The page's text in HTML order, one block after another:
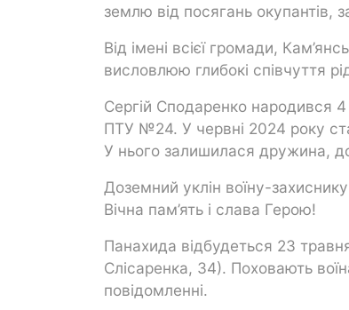
землю від посягань окупантів,
Від імені всієї громади,
висловлюю глибокі співчуття
Сергій Сподаренко народився
ПТУ №24. У червні 2024 року
У нього залишилася дружина,
Доземний уклін воїну-
Вічна пам’ять і слава Герою!
Панахида відбудеться 23
Слісаренка, 34). Поховають
повідомленні.